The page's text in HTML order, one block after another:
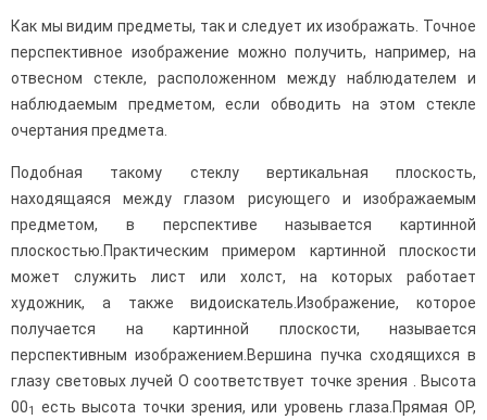
Как мы видим предметы, так и следует их изображать. Точное
перспективное изображение можно получить, например, на
отвесном стекле, расположенном между наблюдателем и
наблюдаемым предметом, если обводить на этом стекле
очертания предмета.
Подобная такому стеклу вертикальная плоскость,
находящаяся между глазом рисующего и изображае­мым
предметом, в перспективе называется картин­ной
плоскостью.Практическим примером картинной плоскости
может служить лист или холст, на которых работает
художник, а также видоискатель.Изображение, которое
получается на картинной плоскости, называется
перспективным изображе­нием.Вершина пучка сходящихся в
глазу световых лучей О соответствует точке зрения . Вы­сота
001
есть высота точки зрения, или уровень глаза.Прямая ОР,